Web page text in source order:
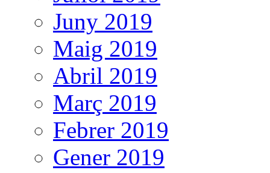
Juny 2019
Maig 2019
Abril 2019
Març 2019
Febrer 2019
Gener 2019